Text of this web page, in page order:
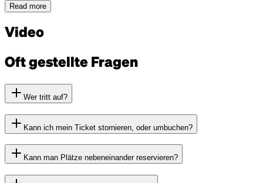
Read more
Video
Oft gestellte Fragen
Wer tritt auf?
Kann ich mein Ticket stornieren, oder umbuchen?
Kann man Plätze nebeneinander reservieren?